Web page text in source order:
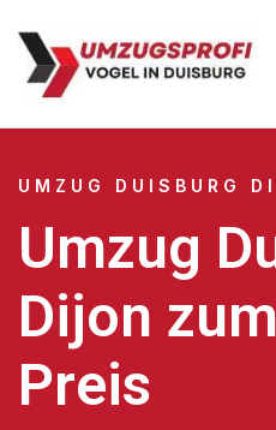
UMZUG DUISBURG
Umzug
Dijon
Preis